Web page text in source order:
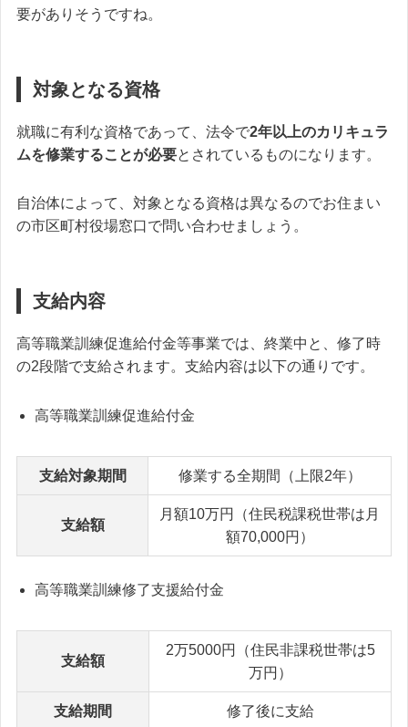
要がありそうですね。
対象となる資格
就職に有利な資格であって、法令で2年以上のカリキュラ
ムを修業することが必要とされているものになります。
自治体によって、対象となる資格は異なるのでお住まい
の市区町村役場窓口で問い合わせましょう。
支給内容
高等職業訓練促進給付金等事業では、終業中と、修了時
の2段階で支給されます。支給内容は以下の通りです。
高等職業訓練促進給付金
支給対象期間 修業する全期間（上限2年）
支給額
月額10万円（住民税課税世帯は月
額70,000円）
高等職業訓練修了支援給付金
支給額
2万5000円（住民非課税世帯は5
万円）
支給期間 修了後に支給